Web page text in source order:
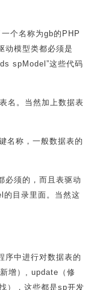
个名称为gb的PHP
动模型类都必须是
spModel”这些代码
名。当然加上数据表
名称，一般数据表的
必须的，而且表驱动
的目录里面。当然这
序中进行对数据表的
增）, update（修
），这些都是sp开发